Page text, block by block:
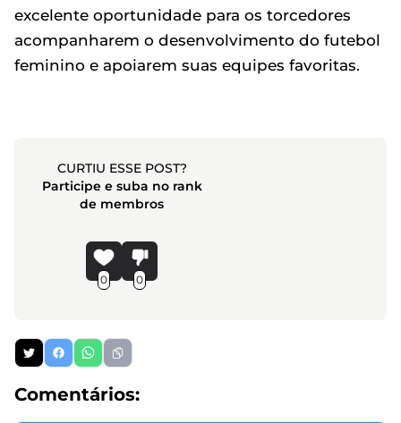
excelente oportunidade para os torcedores
acompanharem o desenvolvimento do futebol
feminino e apoiarem suas equipes favoritas.
CURTIU ESSE POST?
Participe e suba no rank
de membros
0 0
Comentários: